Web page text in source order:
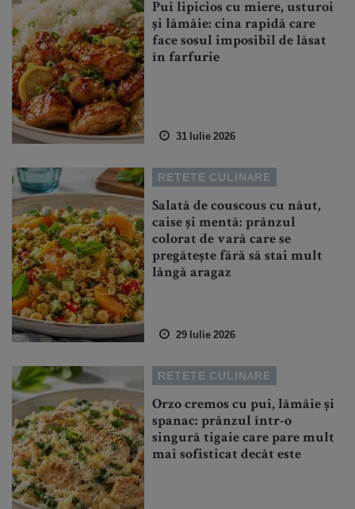
Pui lipicios cu miere, usturoi
și lămâie: cina rapidă care
face sosul imposibil de lăsat
în farfurie
31 Iulie 2026
RETETE CULINARE
Salată de couscous cu năut,
caise și mentă: prânzul
colorat de vară care se
pregătește fără să stai mult
lângă aragaz
29 Iulie 2026
RETETE CULINARE
Orzo cremos cu pui, lămâie și
spanac: prânzul într-o
singură tigaie care pare mult
mai sofisticat decât este